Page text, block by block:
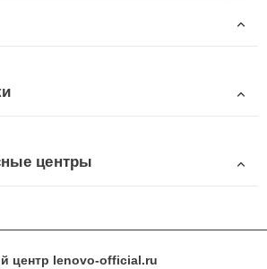
центры
центр lenovo-official.ru